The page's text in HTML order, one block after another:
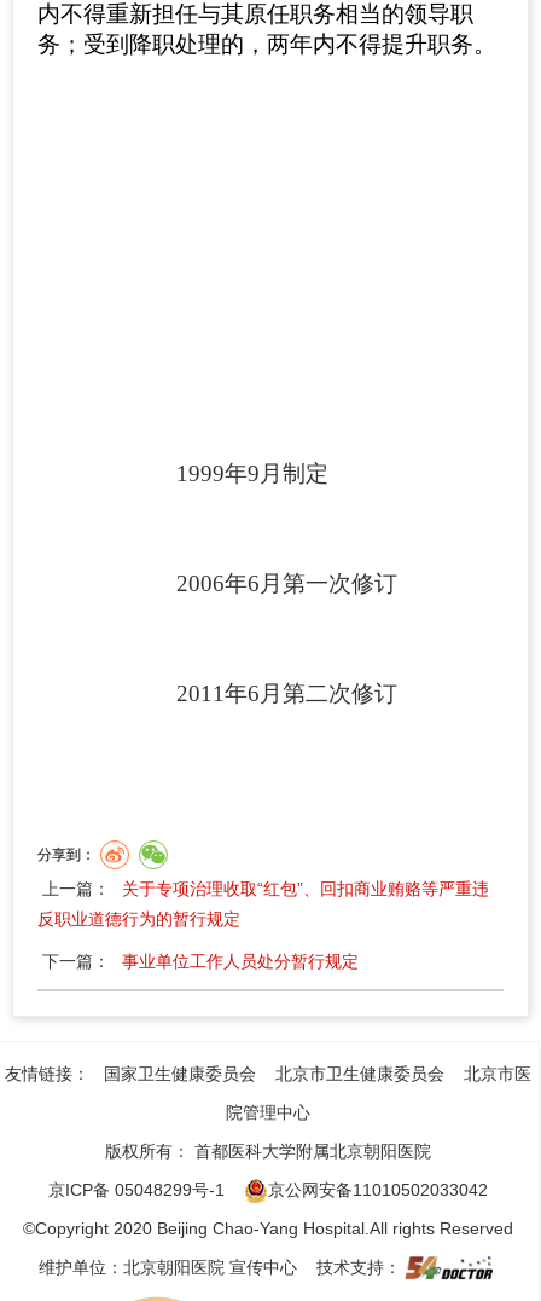
内不得重新担任与其原任职务相当的领导职
务；受到降职处理的，两年内不得提升职务。
1999年9月制定
2006年6月第一次修订
2011年6月第二次修订
分享到：
上一篇：
关于专项治理收取“红包”、回扣商业贿赂等严重违
反职业道德行为的暂行规定
下一篇： 事业单位工作人员处分暂行规定
友情链接： 国家卫生健康委员会 北京市卫生健康委员会
北京市医
院管理中心
版权所有： 首都医科大学附属北京朝阳医院
京ICP备 05048299号-1
京公网安备11010502033042
©Copyright 2020 Beijing Chao-Yang Hospital.All rights Reserved
维护单位：北京朝阳医院 宣传中心 技术支持：